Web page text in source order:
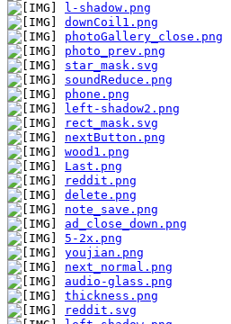
l-shadow.png
downCoil1.png
photoGallery_close.png
photo_prev.png
star_mask.svg
soundReduce.png
phone.png
left-shadow2.png
rect_mask.svg
nextButton.png
wood1.png
Last.png
reddit.png
delete.png
note_save.png
ad_close_down.png
5-2x.png
youjian.png
next_normal.png
audio-glass.png
thickness.png
reddit.svg